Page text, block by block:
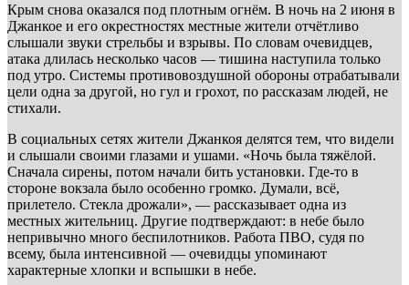
Крым снова оказался под плотным огнём. В ночь на 2 июня в
Джанкое и его окрестностях местные жители отчётливо
слышали звуки стрельбы и взрывы. По словам очевидцев,
атака длилась несколько часов — тишина наступила только
под утро. Системы противовоздушной обороны отрабатывали
цели одна за другой, но гул и грохот, по рассказам людей, не
стихали.
В социальных сетях жители Джанкоя делятся тем, что видели
и слышали своими глазами и ушами. «Ночь была тяжёлой.
Сначала сирены, потом начали бить установки. Где-то в
стороне вокзала было особенно громко. Думали, всё,
прилетело. Стекла дрожали», — рассказывает одна из
местных жительниц. Другие подтверждают: в небе было
непривычно много беспилотников. Работа ПВО, судя по
всему, была интенсивной — очевидцы упоминают
характерные хлопки и вспышки в небе.